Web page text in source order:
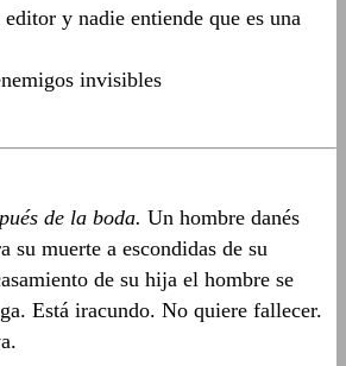
editor y nadie entiende que es una
invisibles
de la boda. Un hombre danés
su muerte a escondidas de su
de su hija el hombre se
Está iracundo. No quiere fallecer.